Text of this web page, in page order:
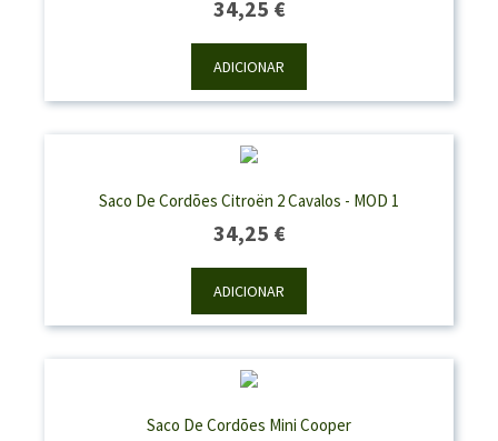
34,25 €
ADICIONAR
Saco De Cordões Citroën 2 Cavalos - MOD 1
34,25 €
ADICIONAR
Saco De Cordões Mini Cooper